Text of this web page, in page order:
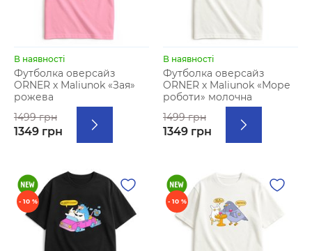
В наявності
Футболка оверсайз
ORNER х Maliunok «Зая»
рожева
1499 грн
1349 грн
В наявності
Футболка оверсайз
ORNER х Maliunok «Море
роботи» молочна
1499 грн
1349 грн
- 10 % - 10 %